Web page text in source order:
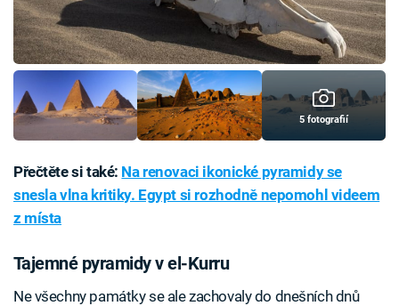
5 fotografií
Přečtěte si také: Na renovaci ikonické pyramidy se
snesla vlna kritiky. Egypt si rozhodně nepomohl videem
z místa
Tajemné pyramidy v el-Kurru
Ne všechny památky se ale zachovaly do dnešních dnů